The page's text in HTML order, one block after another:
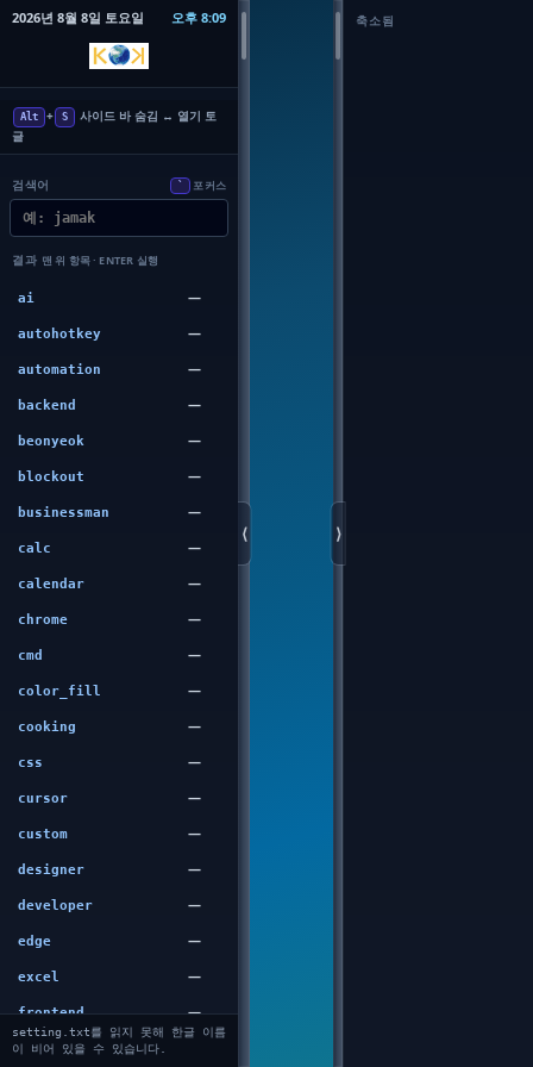
2026년 8월 8일 토요일 오후 8:09
Alt + S
사이드 바 숨김 ↔ 열기 토
글
검색어 ` 포커스
앱 폴더명 검색
결과 맨 위 항목 · ENTER 실행
ai —
autohotkey —
automation —
backend —
beonyeok —
blockout —
businessman —
calc —
calendar —
chrome —
cmd —
color_fill —
cooking —
css —
cursor —
custom —
designer —
developer —
edge —
excel —
frontend —
gongchaek
setting.txt를 읽지 못해 한글 이름
이 비어 있을 수 있습니다.
⟨ ⟩
축소됨